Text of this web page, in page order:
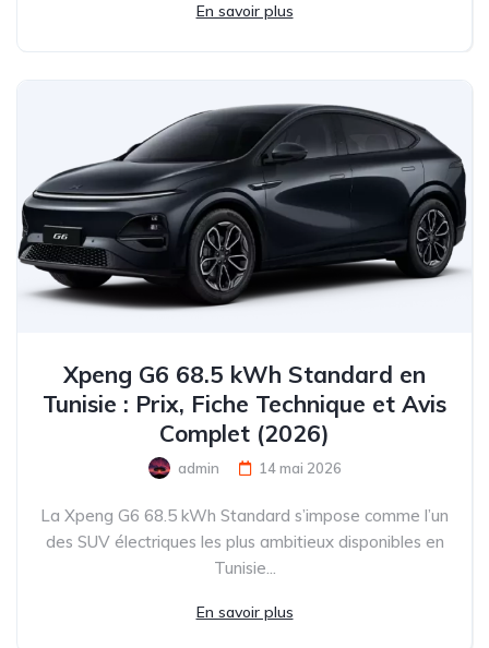
En savoir plus
Xpeng G6 68.5 kWh Standard en
Tunisie : Prix, Fiche Technique et Avis
Complet (2026)
admin 14 mai 2026
La Xpeng G6 68.5 kWh Standard s’impose comme l’un
des SUV électriques les plus ambitieux disponibles en
Tunisie...
En savoir plus